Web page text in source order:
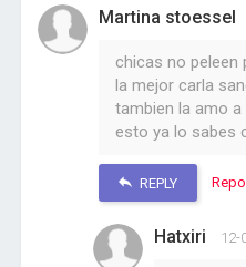
Martina stoessel
chicas no peleen
la mejor carla
tambien la amo
esto ya lo sabes
REPLY
Hatxiri 12-